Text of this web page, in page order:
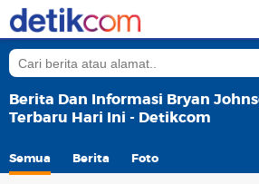
Berita Dan Informasi Bryan
Terbaru Hari Ini - Detikcom
Semua Berita Foto